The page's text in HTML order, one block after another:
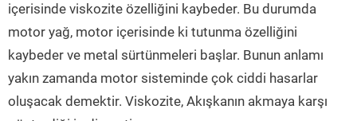
içerisinde viskozite özelliğini kaybeder. Bu durumda
motor yağ, motor içerisinde ki tutunma özelliğini
kaybeder ve metal sürtünmeleri başlar. Bunun anlamı
yakın zamanda motor sisteminde çok ciddi hasarlar
oluşacak demektir. Viskozite, Akışkanın akmaya karşı